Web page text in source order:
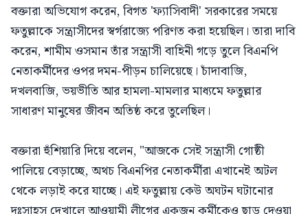
বক্তারা অভিযোগ করেন, বিগত 'ফ্যাসিবাদী' সরকারের সময়ে
ফতুল্লাকে সন্ত্রাসীদের স্বর্গরাজ্যে পরিণত করা হয়েছিল। তারা দাবি
করেন, শামীম ওসমান তাঁর সন্ত্রাসী বাহিনী গড়ে তুলে বিএনপি
নেতাকর্মীদের ওপর দমন-পীড়ন চালিয়েছে। চাঁদাবাজি,
দখলবাজি, ভয়ভীতি আর হামলা-মামলার মাধ্যমে ফতুল্লার
সাধারণ মানুষের জীবন অতিষ্ঠ করে তুলেছিল।
বক্তারা হুঁশিয়ারি দিয়ে বলেন, "আজকে সেই সন্ত্রাসী গোষ্ঠী
পালিয়ে বেড়াচ্ছে, অথচ বিএনপির নেতাকর্মীরা এখানেই অটল
থেকে লড়াই করে যাচ্ছে। এই ফতুল্লায় কেউ অঘটন ঘটানোর